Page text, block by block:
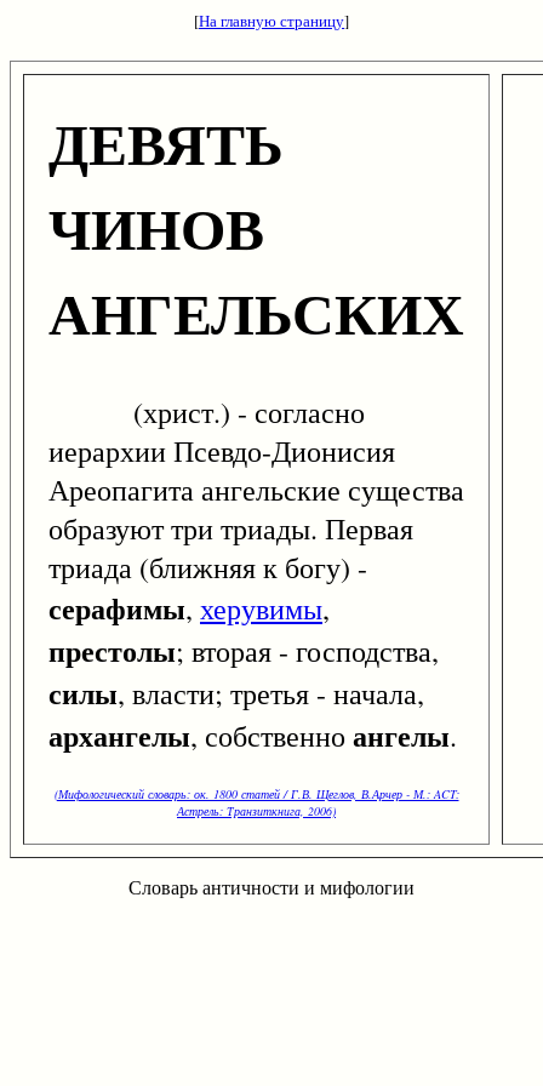
[На главную страницу]
ДЕВЯТЬ
ЧИНОВ
АНГЕЛЬСКИХ
(христ.) - согласно
иерархии Псевдо-Дионисия
Ареопагита ангельские существа
образуют три триады. Первая
триада (ближняя к богу) -
серафимы, херувимы,
престолы; вторая - господства,
силы, власти; третья - начала,
архангелы, собственно ангелы.
(Мифологический словарь: ок. 1800 статей / Г.В. Щеглов, В.Арчер - М.: ACT:
Астрель: Транзиткнига, 2006)
Словарь античности и мифологии